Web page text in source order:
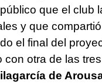
que el club
y que
el final del
otra de las
de